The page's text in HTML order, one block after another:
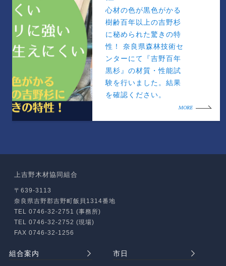
心材の色が黒色がかる
樹齢百年以上の吉野杉
に秘められた驚きの特
性！ 奈良県森林技術セ
ンターにて『吉野百年
黒杉』の材質・性能試
験を行いました。結果
を確認ください。
MORE
上吉野木材協同組合
〒639-3113
奈良県吉野郡吉野町飯貝1314番地
TEL 0746-32-2751 (事務所)
TEL 0746-32-2752 (現場)
FAX 0746-32-1256
組合案内 市日